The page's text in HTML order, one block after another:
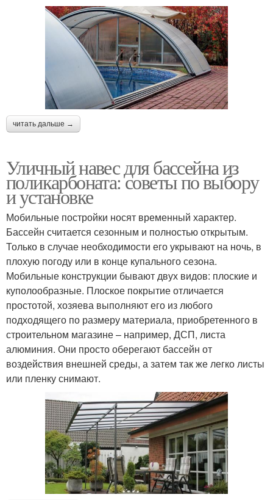
читать дальше →
Уличный навес для бассейна из
поликарбоната: советы по выбору
и установке
Мобильные постройки носят временный характер.
Бассейн считается сезонным и полностью открытым.
Только в случае необходимости его укрывают на ночь, в
плохую погоду или в конце купального сезона.
Мобильные конструкции бывают двух видов: плоские и
куполообразные. Плоское покрытие отличается
простотой, хозяева выполняют его из любого
подходящего по размеру материала, приобретенного в
строительном магазине – например, ДСП, листа
алюминия. Они просто оберегают бассейн от
воздействия внешней среды, а затем так же легко листы
или пленку снимают.